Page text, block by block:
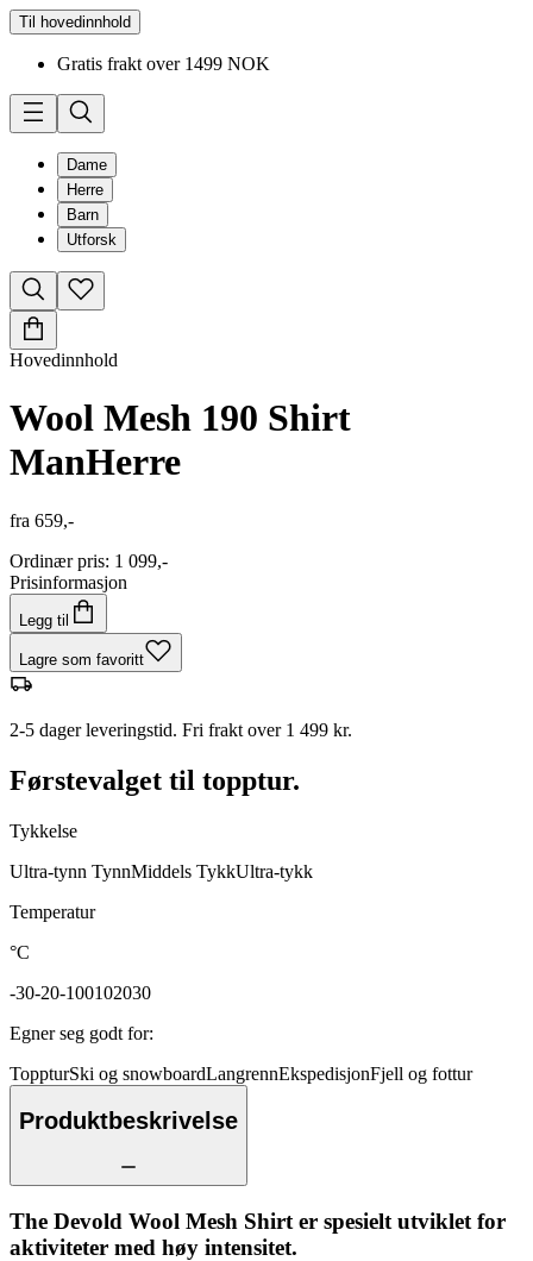
Til hovedinnhold
Gratis frakt over 1499 NOK
Dame
Herre
Barn
Utforsk
Hovedinnhold
Wool Mesh 190 Shirt
ManHerre
fra 659,-
Ordinær pris: 1 099,-
Prisinformasjon
Legg til
Lagre som favoritt
2-5 dager leveringstid. Fri frakt over 1 499 kr.
Førstevalget til topptur.
Tykkelse
Ultra-tynn TynnMiddels TykkUltra-tykk
Temperatur
°C
-30-20-100102030
Egner seg godt for:
ToppturSki og snowboardLangrennEkspedisjonFjell og fottur
Produktbeskrivelse
The Devold Wool Mesh Shirt er spesielt utviklet for
aktiviteter med høy intensitet.